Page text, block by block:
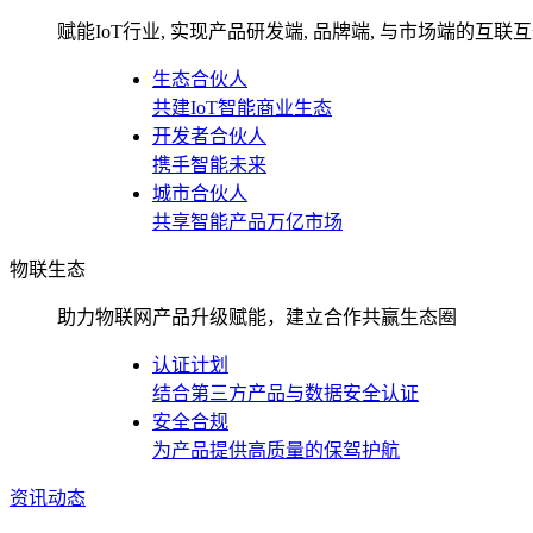
赋能IoT行业, 实现产品研发端, 品牌端, 与市场端的互联
生态合伙人
共建IoT智能商业生态
开发者合伙人
携手智能未来
城市合伙人
共享智能产品万亿市场
物联生态
助力物联网产品升级赋能，建立合作共赢生态圈
认证计划
结合第三方产品与数据安全认证
安全合规
为产品提供高质量的保驾护航
资讯动态